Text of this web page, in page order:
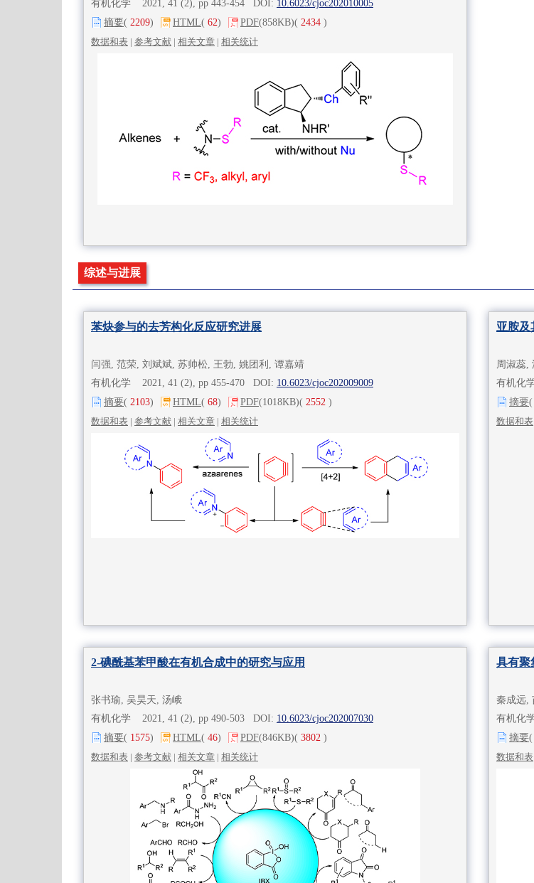
有机化学 2021, 41 (2), pp 443-454 DOI: 10.6023/cjoc202010005
摘要( 2209) HTML( 62) PDF(858KB)( 2434 )
数据和表 | 参考文献 | 相关文章 | 相关统计
综述与进展
苯炔参与的去芳构化反应研究进展
闫强, 范荣, 刘斌斌, 苏帅松, 王勃, 姚团利, 谭嘉靖
有机化学 2021, 41 (2), pp 455-470 DOI: 10.6023/cjoc202009009
摘要( 2103) HTML( 68) PDF(1018KB)( 2552 )
数据和表 | 参考文献 | 相关文章 | 相关统计
亚胺及
周淑蕊,
有机化
摘要(
数据和表
2-碘酰基苯甲酸在有机合成中的研究与应用
张书瑜, 吴昊天, 汤峨
有机化学 2021, 41 (2), pp 490-503 DOI: 10.6023/cjoc202007030
摘要( 1575) HTML( 46) PDF(846KB)( 3802 )
数据和表 | 参考文献 | 相关文章 | 相关统计
具有聚
秦成远,
有机化
摘要(
数据和表